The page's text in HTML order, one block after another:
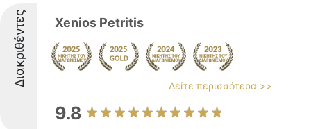
Διακριθέντες Xenios Petritis
Δείτε περισσότερα >>
9.8